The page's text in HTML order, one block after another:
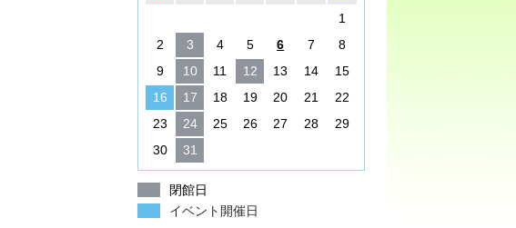
1
2
3 4 5 6 7
8
9
10 11 12 13 14
15
16
17 18 19 20 21
22
23
24 25 26 27 28
29
30
31
閉館日
イベント開催日